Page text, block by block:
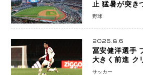
止 猛暑が突き
の限界」 日本
野球
2026.8.6
冨安健洋選手
大きく前進 ク
前 メディカル
サッカー